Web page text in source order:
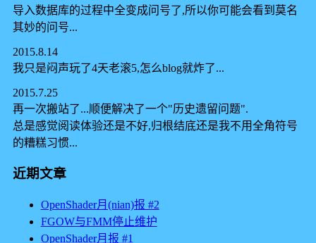
导入数据库的过程中全变成问号了,所以你可能会看到莫名
其妙的问号...
2015.8.14
我只是闷声玩了4天老滚5,怎么blog就炸了...
2015.7.25
再一次搬站了...顺便解决了一个"历史遗留问题".
总是感觉阅读体验还是不好,归根结底还是我不用全角符号
的糟糕习惯...
近期文章
OpenShader月(nian)报 #2
FGOW与FMM停止维护
OpenShader月报 #1